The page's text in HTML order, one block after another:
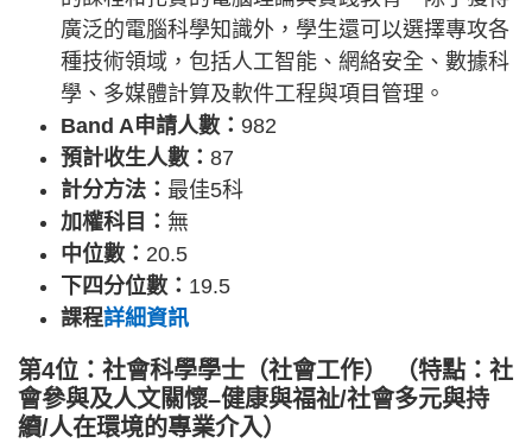
廣泛的電腦科學知識外，學生還可以選擇專攻各
種技術領域，包括人工智能、網絡安全、數據科
學、多媒體計算及軟件工程與項目管理。
Band A申請人數： 982
預計收生人數： 87
計分方法： 最佳5科
加權科目： 無
中位數： 20.5
下四分位數： 19.5
課程詳細資訊
第4位：社會科學學士（社會工作） （特點：社
會參與及人文關懷–健康與福祉/社會多元與持
續/人在環境的專業介入）